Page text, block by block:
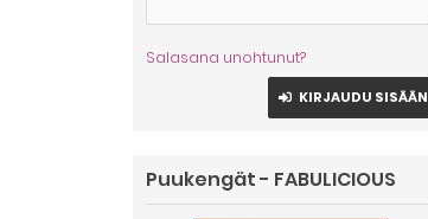
Salasana unohtunut?
KIRJAUDU SISÄÄN
Puukengät - FABULICIOUS